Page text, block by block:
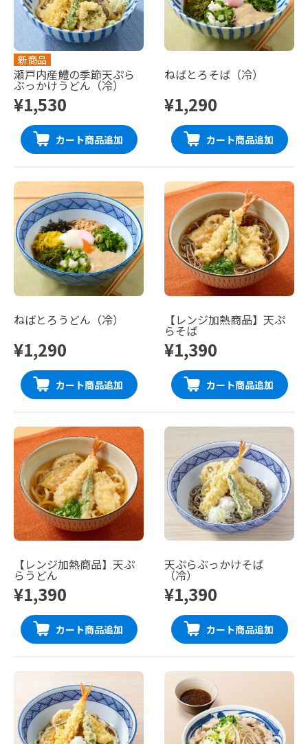
新商品
瀬戸内産鱧の季節天ぷら
ぶっかけうどん（冷）
¥1,530
カート商品追加
ねばとろそば（冷）
¥1,290
カート商品追加
ねばとろうどん（冷）
¥1,290
カート商品追加
【レンジ加熱商品】天ぷ
らそば
¥1,390
カート商品追加
【レンジ加熱商品】天ぷ
らうどん
¥1,390
カート商品追加
天ぷらぶっかけそば
（冷）
¥1,390
カート商品追加